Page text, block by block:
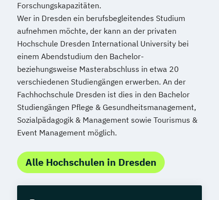
Public Relations und Kommunikation
Pädagogik Pädagogik für Bildung
Beratung und Personalentwicklung
Pädagogik Bildungsberatung und Leitung
Robotics (DE/EN) Social Media
Softwareentwicklung (DE/EN)
Soziale Arbeit
Soziale Arbeit Schwerpunkt Kinder und
Jugendliche
Sozialmanagement
Sozialpädagogik und Inklusion
Sportmanagement
Forschungskapazitäten.
Wer in Dresden ein berufsbegleitendes Studium
aufnehmen möchte, der kann an der privaten
Hochschule Dresden International University bei
einem Abendstudium den Bachelor-
beziehungsweise Masterabschluss in etwa 20
verschiedenen Studiengängen erwerben. An der
Fachhochschule Dresden ist dies in den Bachelor
Studiengängen Pflege & Gesundheitsmanagement,
Sozialpädagogik & Management sowie Tourismus &
Event Management möglich.
Alle Hochschulen in Dresden